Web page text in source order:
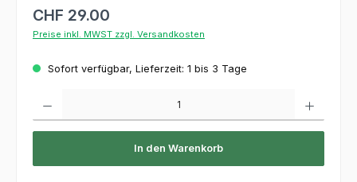
CHF 29.00
Preise inkl. MWST zzgl. Versandkosten
Sofort verfügbar, Lieferzeit: 1 bis 3 Tage
In den Warenkorb